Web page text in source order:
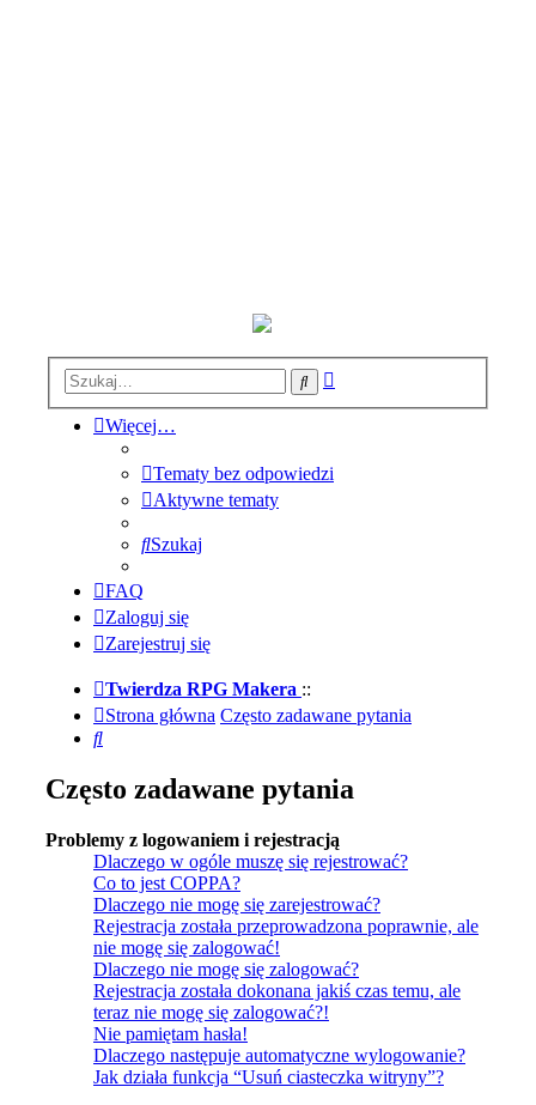
Szukaj
Więcej…
Tematy bez odpowiedzi
Aktywne tematy
Szukaj
FAQ
Zaloguj się
Zarejestruj się
Twierdza RPG Makera ::
Strona główna Często zadawane pytania
Szukaj
Często zadawane pytania
Problemy z logowaniem i rejestracją
Dlaczego w ogóle muszę się rejestrować?
Co to jest COPPA?
Dlaczego nie mogę się zarejestrować?
Rejestracja została przeprowadzona poprawnie, ale
nie mogę się zalogować!
Dlaczego nie mogę się zalogować?
Rejestracja została dokonana jakiś czas temu, ale
teraz nie mogę się zalogować?!
Nie pamiętam hasła!
Dlaczego następuje automatyczne wylogowanie?
Jak działa funkcja “Usuń ciasteczka witryny”?